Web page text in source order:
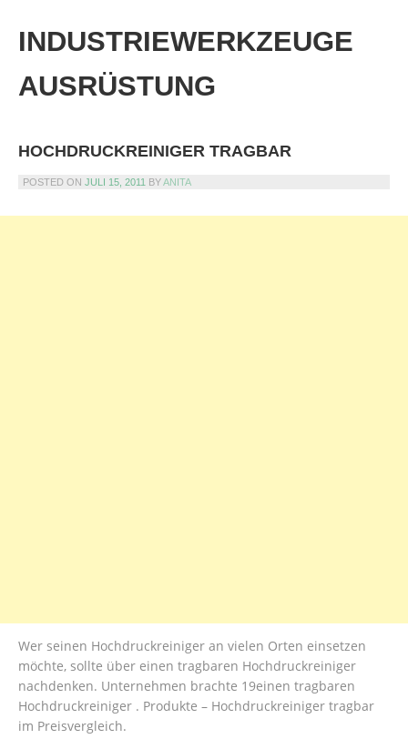
content
INDUSTRIEWERKZEUGE
AUSRÜSTUNG
HOCHDRUCKREINIGER TRAGBAR
POSTED ON JULI 15, 2011 BYANITA
Wer seinen Hochdruckreiniger an vielen Orten einsetzen
möchte, sollte über einen tragbaren Hochdruckreiniger
nachdenken. Unternehmen brachte 19einen tragbaren
Hochdruckreiniger . Produkte – Hochdruckreiniger tragbar
im Preisvergleich.